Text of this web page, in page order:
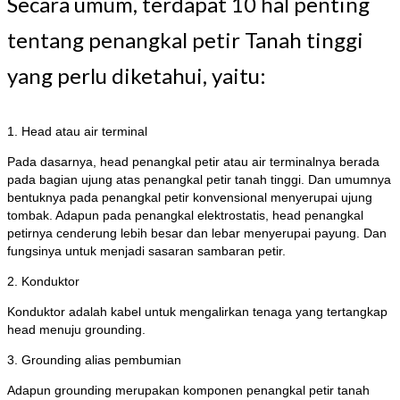
tentang penangkal petir Tanah tinggi
yang perlu diketahui, yaitu:
1. Head atau air terminal
Pada dasarnya, head penangkal petir atau air terminalnya berada
pada bagian ujung atas penangkal petir tanah tinggi. Dan umumnya
bentuknya pada penangkal petir konvensional menyerupai ujung
tombak. Adapun pada penangkal elektrostatis, head penangkal
petirnya cenderung lebih besar dan lebar menyerupai payung. Dan
fungsinya untuk menjadi sasaran sambaran petir.
2. Konduktor
Konduktor adalah kabel untuk mengalirkan tenaga yang tertangkap
head menuju grounding.
3. Grounding alias pembumian
Adapun grounding merupakan komponen penangkal petir tanah